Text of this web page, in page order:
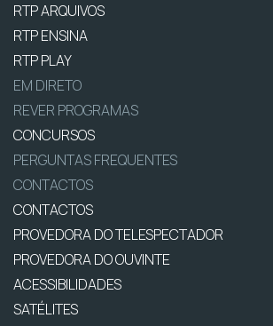
RTP ARQUIVOS
RTP ENSINA
RTP PLAY
EM DIRETO
REVER PROGRAMAS
CONCURSOS
PERGUNTAS FREQUENTES
CONTACTOS
CONTACTOS
PROVEDORA DO TELESPECTADOR
PROVEDORA DO OUVINTE
ACESSIBILIDADES
SATÉLITES